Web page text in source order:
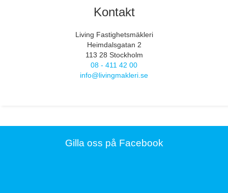
Kontakt
Living Fastighetsmäkleri
Heimdalsgatan 2
113 28 Stockholm
08 - 411 42 00
info@livingmakleri.se
Gilla oss på Facebook